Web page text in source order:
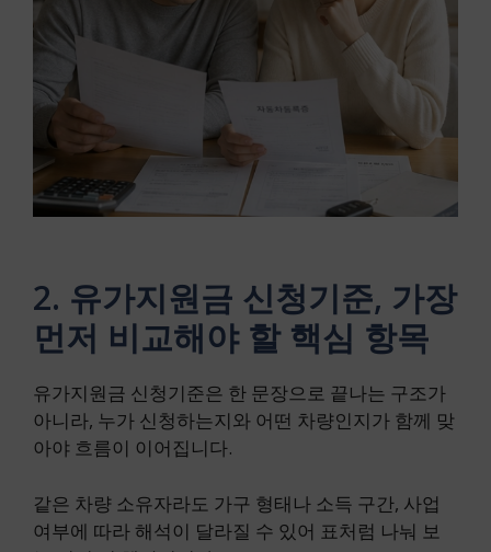
2. 유가지원금 신청기준, 가장
먼저 비교해야 할 핵심 항목
유가지원금 신청기준은 한 문장으로 끝나는 구조가
아니라, 누가 신청하는지와 어떤 차량인지가 함께 맞
아야 흐름이 이어집니다.
같은 차량 소유자라도 가구 형태나 소득 구간, 사업
여부에 따라 해석이 달라질 수 있어 표처럼 나눠 보